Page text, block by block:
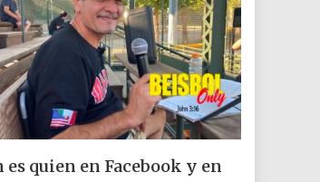
es quien en Facebook y en